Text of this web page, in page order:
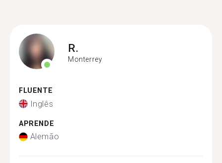
R.
Monterrey
FLUENTE
Inglês
APRENDE
Alemão